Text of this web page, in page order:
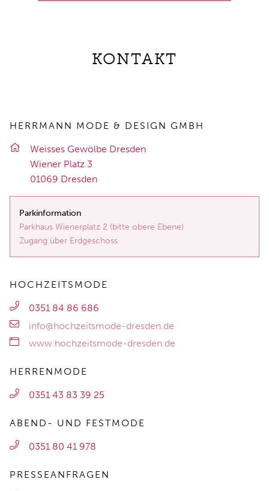
KONTAKT
HERRMANN MODE & DESIGN GMBH
Weis­ses Ge­wöl­be Dres­den
Wie­ner Platz 3
01069 Dres­den
Parkinformation
Parkhaus Wienerplatz 2 (bitte obere Ebene)
Zugang über Erdgeschoss
HOCHZEITSMODE
0351 84 86 686
info@hochzeitsmode-dresden.de
www.hochzeitsmode-dresden.de
HERRENMODE
0351 43 83 39 25
ABEND- UND FESTMODE
0351 80 41 978
PRESSEANFRAGEN